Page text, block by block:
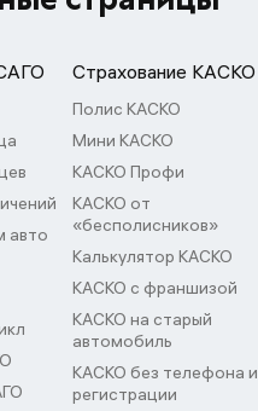
авто
Страхование КАСКО
Полис КАСКО
Мини КАСКО
КАСКО Профи
КАСКО от
«бесполисников»
Калькулятор КАСКО
КАСКО с франшизой
КАСКО на старый
автомобиль
КАСКО без телефона и
регистрации